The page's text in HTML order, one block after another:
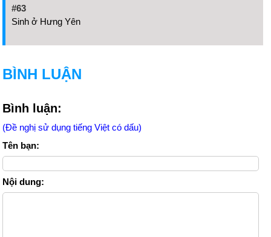
#63
Sinh ở Hưng Yên
BÌNH LUẬN
Bình luận:
(Đề nghị sử dụng tiếng Việt có dấu)
Tên bạn:
Nội dung: